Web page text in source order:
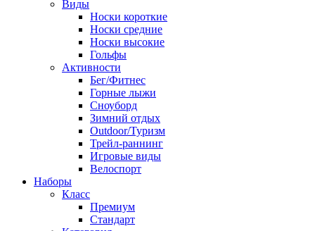
Виды
Носки короткие
Носки средние
Носки высокие
Гольфы
Активности
Бег/Фитнес
Горные лыжи
Сноуборд
Зимний отдых
Outdoor/Туризм
Трейл-раннинг
Игровые виды
Велоспорт
Наборы
Класс
Премиум
Стандарт